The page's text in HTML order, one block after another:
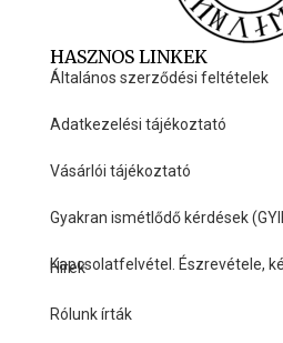
HASZNOS LINKEK
Általános szerződési feltételek
Adatkezelési tájékoztató
Vásárlói tájékoztató
Gyakran ismétlődő kérdések
Kapcsolatfelvétel. Észrevétele,
Hírek
Rólunk írták